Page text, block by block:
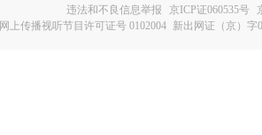
违法和不良信息举报 京ICP证060535号
网上传播视听节目许可证号 0102004 新出网证（京）